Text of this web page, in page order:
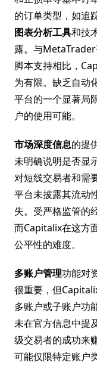
的订单类型，如追
图表分析工具和技
露。与
脚本支持相比，
为有限。缺乏自动
平台的一个显著局
户的使用可能。
市场深度信息的提
未明确说明是否显
对短线交易者和需
平台未披露其流动
失。受严格监管的
而Capitalix在这方
公平性的难度。
多账户管理功能对
很重要，但
多账户或子账户功
未在官方信息中提
级交易者的成功来
可能仅限特定账户